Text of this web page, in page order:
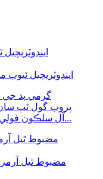
اينڊوٽريچيل
آل سلڪون فولي ڪيٿيٽر ٽمپريچر سينسر سان...
مضبوط ٿيل